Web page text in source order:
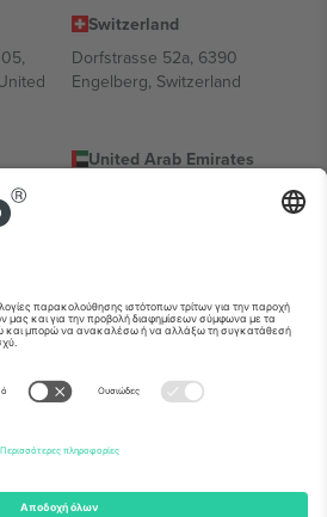
Switzerland
Dorfstrasse 52a, 6390
Engelberg, Switzerland
United Arab Emirates
UAE Dubai Silicon Oasis, DDP
Building A1, Office 302, Dubai,
πλατφόρμας ενδέχεται να
στη σελίδα της συγκεκριμένης